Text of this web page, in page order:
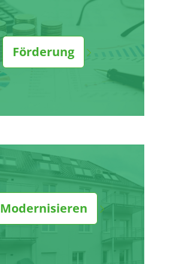
Förderung
Modernisieren